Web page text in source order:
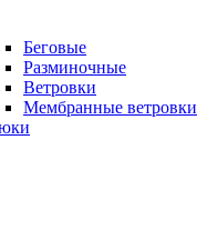
Беговые
Разминочные
Ветровки
Мембранные ветровки